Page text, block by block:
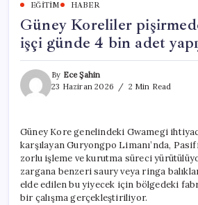
EĞITIM HABER
Güney Koreliler
işçi günde 4 bin adet
By Ece Şahin
23 Haziran 2026
2 Min Read
Güney Kore genelindeki Gwamegi
karşılayan Guryongpo Limanı’nda,
zorlu işleme ve kurutma süreci
zargana benzeri saury veya ringa
elde edilen bu yiyecek için bölgedeki
bir çalışma gerçekleştiriliyor.